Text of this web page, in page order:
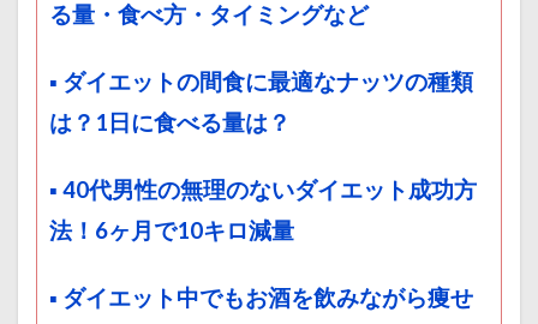
る量・食べ方・タイミングなど
▪ ダイエットの間食に最適なナッツの種類
は？1日に食べる量は？
▪ 40代男性の無理のないダイエット成功方
法！6ヶ月で10キロ減量
▪ ダイエット中でもお酒を飲みながら痩せ